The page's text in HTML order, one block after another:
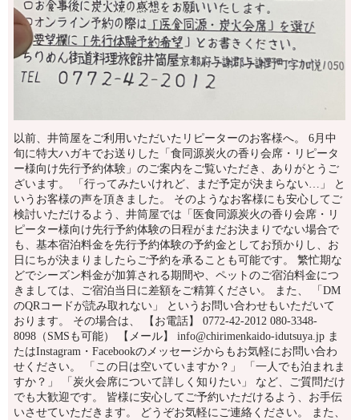
以前、井筒屋をご利用いただいたリピーターのお客様へ。 6月中
旬に特大ハガキでお送りした「食同源炭火の香り会席・リピータ
ー様向け先行予約体験」のご案内をご覧いただき、ありがとうご
ざいます。 「行ってみたいけれど、まだ予定が決まらない…」 と
いうお客様の声を頂きました。 そのようなお客様にも安心してご
検討いただけるよう、井筒屋では「医食同源炭火の香り会席・リ
ピーター様向け先行予約体験の日程がまだお決まりでない場合で
も、基本宿泊料金を先行予約体験の予約金としてお預かりし、お
日にちが決まりましたらご予約を承ることも可能です。 繁忙期な
どでシーズン料金が加算される期間や、ペットのご宿泊料金につ
きましては、ご宿泊当日に差額をご精算ください。 また、 「DM
のQRコードが読み取れない」 というお問い合わせもいただいて
おります。 その場合は、 【お電話】 0772-42-2012 080-3348-
8098（SMSも可能） 【メール】 info@chirimenkaido-idutsuya.jp ま
たはInstagram・Facebookのメッセージからもお気軽にお問い合わ
せください。 「この日は空いていますか？」 「一人でも泊まれま
すか？」 「炭火会席について詳しく知りたい」 など、ご質問だけ
でも大歓迎です。 皆様に安心してご予約いただけるよう、お手伝
いさせていただきます。 どうぞお気軽にご連絡ください。 また、